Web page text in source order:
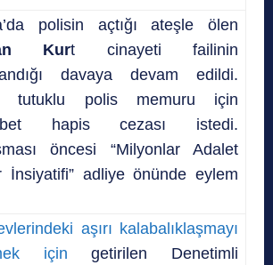
polisin açtığı ateşle ölen
Kurt cinayeti failinin
davaya devam edildi.
tutuklu polis memuru için
hapis cezası istedi.
öncesi “Milyonlar Adalet
İnsiyatifi” adliye önünde eylem
aşırı kalabalıklaşmayı
için getirilen Denetimli